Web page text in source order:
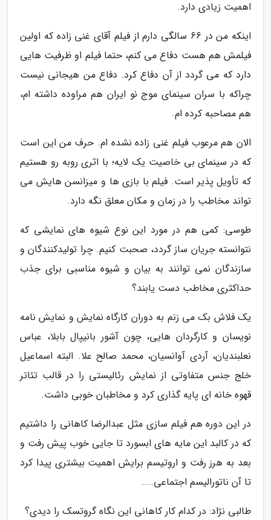
اهمیت زیادی دارد.
اینکه من در 66 سالگی دارم از فیلم آقای غنی زاده که اولین
فیلمش هم هست دفاع می کنم، حتما فیلم او ظرفیت هایی
دارد که می گردد از آن دفاع کرد. دفاع من هیجانی نیست
چراکه با سران سینمای موج نو ایران هم مراوده داشته ام،
هم مصاحبه کرده ام.
الان هم مرعوب فیلم غنی زاده نشده ام. حرف من این است
که در سینمای بی خاصیت یک لایه؛ با اثری روبه رو هستیم
که تأویل پذیر است. فیلم با بازی ها و میزانسن هایش می
تواند مخاطب را در زمان و مکان معلق نگه دارد.
طوسی: کمی هم در مورد این نوع شیوه های نمایشی که
نتوانسته جریان ساز گردد، صحبت کنیم. چرا تولیدکنندگان و
سازندگان نمی توانند به بیان و شیوه مناسبی برای جذب
حداکثری مخاطب دست یابند؟
یک فلاش بک می زنم به دوران کارگاه نمایش و نمایش نامه
نویسان و کارگردان هایی، چون آشور بانیپال بابلا، عباس
نعلبندیان، آردی آوانسیان، محمد صالح علا. البته اسماعیل
خلج جنس متفاوتی از نمایش رئالیستی را در قالب تئاتر
قهوه خانه ای پایه گذاری کرد و مخاطبان خوبی داشت.
در این دوره هم فیلم سازی مثل عبدالرضا کاهانی را داشتیم
که در کالبد این مایه های ابسورد تا جایی خوب پیش رفت و
بعد به هرز رفت و اروتیسم برایش اهمیت بیشتری پیدا کرد
تا آن ناتورالیسم اجتماعی....
طالبی نژاد: در کدام کار کاهانی این نگاه گروتسک را دیدی؟